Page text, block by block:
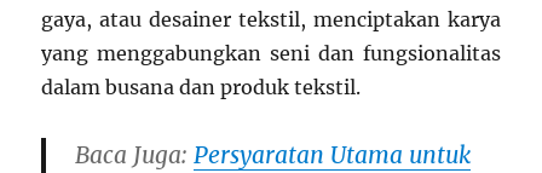
gaya, atau desainer tekstil, menciptakan karya
yang menggabungkan seni dan fungsionalitas
dalam busana dan produk tekstil.
Baca Juga:Persyaratan Utama untuk